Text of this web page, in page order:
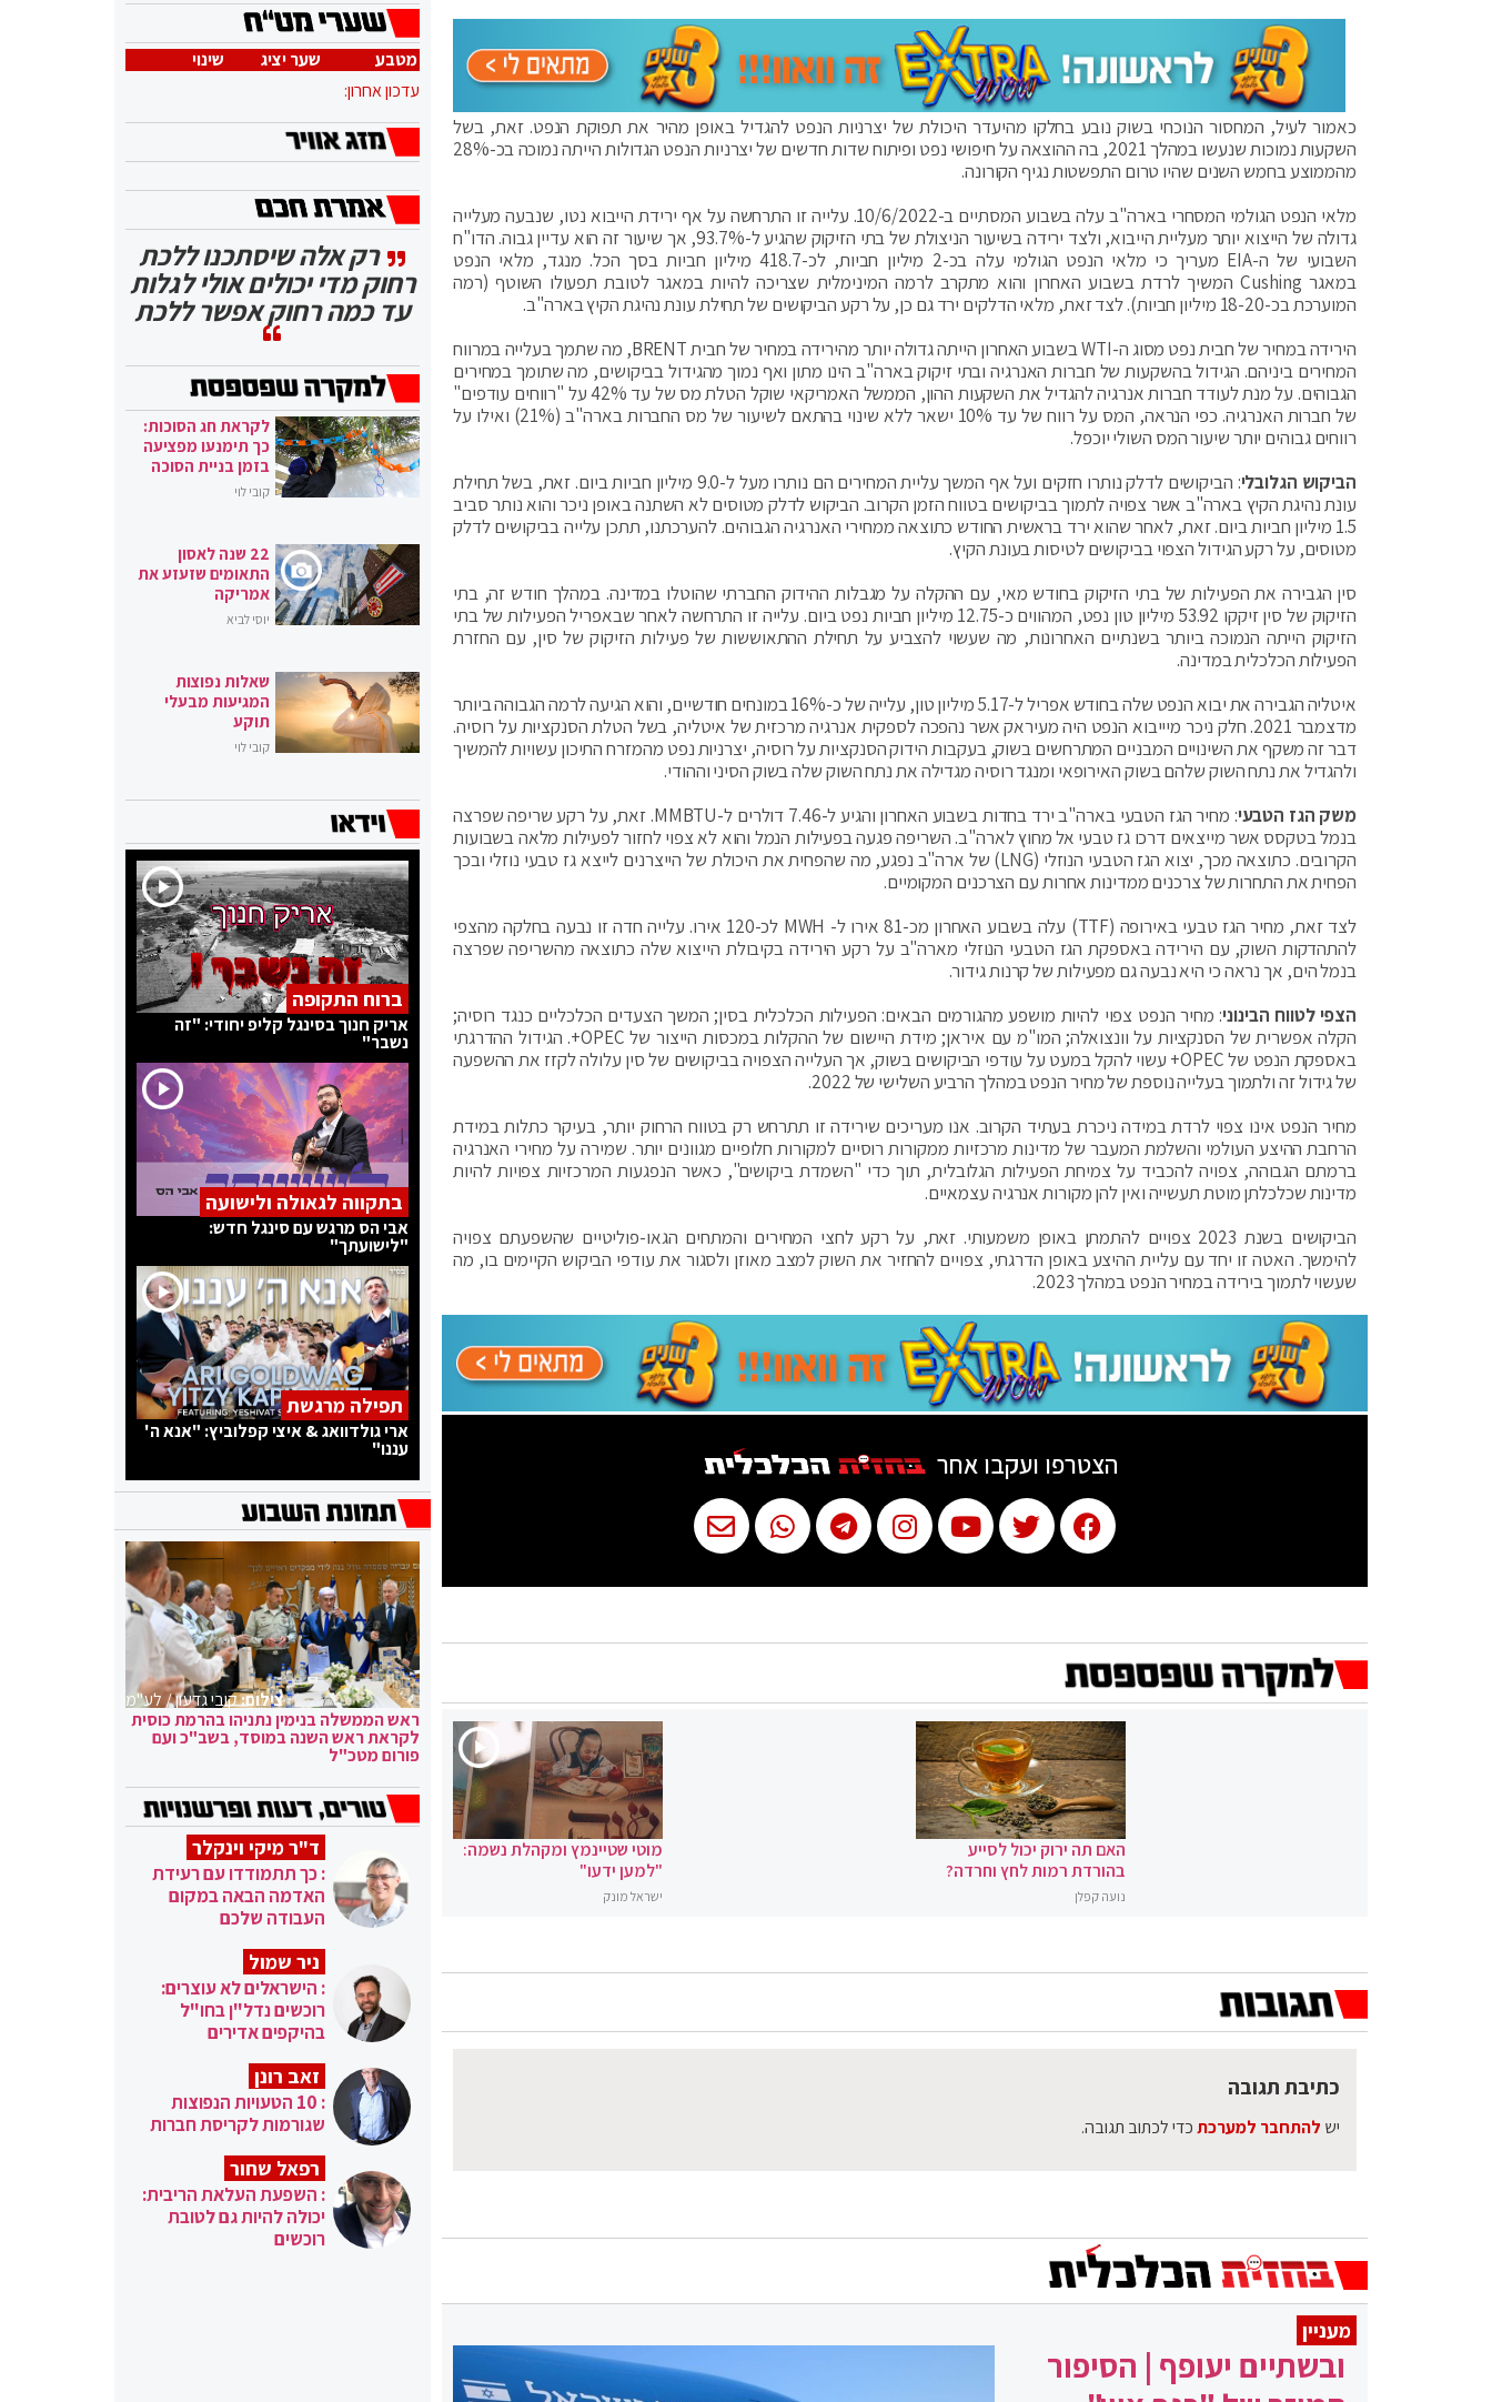
כאמור לעיל, המחסור הנוכחי בשוק נובע בחלקו מהיעדר היכולת של יצרניות הנפט להגדיל באופן מהיר את תפוקת הנפט. זאת, בשל
השקעות נמוכות שנעשו במהלך 2021, בה ההוצאה על חיפושי נפט ופיתוח שדות חדשים של יצרניות הנפט הגדולות הייתה נמוכה בכ-28%
מהממוצע בחמש השנים שהיו טרום התפשטות נגיף הקורונה.
מלאי הנפט הגולמי המסחרי בארה"ב עלה בשבוע המסתיים ב-10/6/2022. עלייה זו התרחשה על אף ירידת הייבוא נטו, שנבעה מעלייה
גדולה של הייצוא יותר מעליית הייבוא, ולצד ירידה בשיעור הניצולת של בתי הזיקוק שהגיע ל-93.7%, אך שיעור זה הוא עדיין גבוה. הדו"ח
השבועי של ה-EIA מעריך כי מלאי הנפט הגולמי עלה בכ-2 מיליון חביות, לכ-418.7 מיליון חביות בסך הכל. מנגד, מלאי הנפט
במאגר Cushing המשיך לרדת בשבוע האחרון והוא מתקרב לרמה המינימלית שצריכה להיות במאגר לטובת תפעולו השוטף (רמה
המוערכת בכ-18-20 מיליון חביות). לצד זאת, מלאי הדלקים ירד גם כן, על רקע הביקושים של תחילת עונת נהיגת הקיץ בארה"ב.
הירידה במחיר של חבית נפט מסוג ה-WTI בשבוע האחרון הייתה גדולה יותר מהירידה במחיר של חבית BRENT, מה שתמך בעלייה במרווח
המחירים ביניהם. הגידול בהשקעות של חברות האנרגיה ובתי זיקוק בארה"ב הינו מתון ואף נמוך מהגידול בביקושים, מה שתומך במחירים
הגבוהים. על מנת לעודד חברות אנרגיה להגדיל את השקעות ההון, הממשל האמריקאי שוקל הטלת מס של עד 42% על "רווחים עודפים"
של חברות האנרגיה. כפי הנראה, המס על רווח של עד 10% ישאר ללא שינוי בהתאם לשיעור של מס החברות בארה"ב (21%) ואילו על
רווחים גבוהים יותר שיעור המס השולי יוכפל.
הביקוש הגלובלי
: הביקושים לדלק נותרו חזקים ועל אף המשך עליית המחירים הם נותרו מעל ל-9.0 מיליון חביות ביום. זאת, בשל תחילת
עונת נהיגת הקיץ בארה"ב אשר צפויה לתמוך בביקושים בטווח הזמן הקרוב. הביקוש לדלק מטוסים לא השתנה באופן ניכר והוא נותר סביב
1.5 מיליון חביות ביום. זאת, לאחר שהוא ירד בראשית החודש כתוצאה ממחירי האנרגיה הגבוהים. להערכתנו, תתכן עלייה בביקושים לדלק
מטוסים, על רקע הגידול הצפוי בביקושים לטיסות בעונת הקיץ.
סין הגבירה את הפעילות של בתי הזיקוק בחודש מאי, עם ההקלה על מגבלות ההידוק החברתי שהוטלו במדינה. במהלך חודש זה, בתי
הזיקוק של סין זיקקו 53.92 מיליון טון נפט, המהווים כ-12.75 מיליון חביות נפט ביום. עלייה זו התרחשה לאחר שבאפריל הפעילות של בתי
הזיקוק הייתה הנמוכה ביותר בשנתיים האחרונות, מה שעשוי להצביע על תחילת ההתאוששות של פעילות הזיקוק של סין, עם החזרת
הפעילות הכלכלית במדינה.
איטליה הגבירה את יבוא הנפט שלה בחודש אפריל ל-5.17 מיליון טון, עלייה של כ-16% במונחים חודשיים, והוא הגיעה לרמה הגבוהה ביותר
מדצמבר 2021. חלק ניכר מיייבוא הנפט היה מעיראק אשר נהפכה לספקית אנרגיה מרכזית של איטליה, בשל הטלת הסנקציות על רוסיה.
דבר זה משקף את השינויים המבניים המתרחשים בשוק, בעקבות הידוק הסנקציות על רוסיה, יצרניות נפט מהמזרח התיכון עשויות להמשיך
ולהגדיל את נתח השוק שלהם בשוק האירופאי ומנגד רוסיה מגדילה את נתח השוק שלה בשוק הסיני וההודי.
משק הגז הטבעי
: מחיר הגז הטבעי בארה"ב ירד בחדות בשבוע האחרון והגיע ל-7.46 דולרים ל-MMBTU. זאת, על רקע שריפה שפרצה
בנמל בטקסס אשר מייצאים דרכו גז טבעי אל מחוץ לארה"ב. השריפה פגעה בפעילות הנמל והוא לא צפוי לחזור לפעילות מלאה בשבועות
הקרובים. כתוצאה מכך, יצוא הגז הטבעי הנוזלי (LNG) של ארה"ב נפגע, מה שהפחית את היכולת של הייצרנים לייצא גז טבעי נוזלי ובכך
הפחית את התחרות של צרכנים ממדינות אחרות עם הצרכנים המקומיים.
לצד זאת, מחיר הגז טבעי באירופה (TTF) עלה בשבוע האחרון מכ-81 אירו ל- MWH לכ-120 אירו. עלייה חדה זו נבעה בחלקה מהצפי
להתהדקות השוק, עם הירידה באספקת הגז הטבעי הנוזלי מארה"ב על רקע הירידה בקיבולת הייצוא שלה כתוצאה מהשריפה שפרצה
בנמל הים, אך נראה כי היא נבעה גם מפעילות של קרנות גידור.
הצפי לטווח הבינוני: מחיר הנפט צפוי להיות מושפע מהגורמים הבאים: הפעילות הכלכלית בסין; המשך הצעדים הכלכליים כנגד רוסיה;
הקלה אפשרית של הסנקציות על וונצואלה; המו"מ עם איראן; מידת היישום של ההקלות במכסות הייצור של OPEC+. הגידול ההדרגתי
באספקת הנפט של OPEC+ עשוי להקל במעט על עודפי הביקושים בשוק, אך העלייה הצפויה בביקושים של סין עלולה לקזז את ההשפעה
של גידול זה ולתמוך בעלייה נוספת של מחיר הנפט במהלך הרביע השלישי של 2022.
מחיר הנפט אינו צפוי לרדת במידה ניכרת בעתיד הקרוב. אנו מעריכים שירידה זו תתרחש רק בטווח הרחוק יותר, בעיקר כתלות במידת
הרחבת ההיצע העולמי והשלמת המעבר של מדינות מרכזיות ממקורות רוסיים למקורות חלופיים מגוונים יותר. שמירה על מחירי האנרגיה
ברמתם הגבוהה, צפויה להכביד על צמיחת הפעילות הגלובלית, תוך כדי "השמדת ביקושים", כאשר הנפגעות המרכזיות צפויות להיות
מדינות שכלכלתן מוטת תעשייה ואין להן מקורות אנרגיה עצמאיים.
הביקושים בשנת 2023 צפויים להתמתן באופן משמעותי. זאת, על רקע לחצי המחירים והמתחים הגאו-פוליטיים שהשפעתם צפויה
להימשך. האטה זו יחד עם עליית ההיצע באופן הדרגתי, צפויים להחזיר את השוק למצב מאוזן ולסגור את עודפי הביקוש הקיימים בו, מה
שעשוי לתמוך בירידה במחיר הנפט במהלך 2023.
הצטרפו ועקבו אחר
האם תה ירוק יכול לסייע
בהורדת רמות לחץ וחרדה?
נועה קפלן
מוטי שטיינמץ ומקהלת נשמה:
"למען ידעו"
ישראל מונק
כתיבת תגובה
יש להתחבר למערכתכדי לכתוב תגובה.
מעניין
ובשתיים יעופף | הסיפור
מטבע שער יציג
שינוי
עדכון אחרון:
רק אלה שיסתכנו ללכת
רחוק מדי יכולים אולי לגלות
עד כמה רחוק אפשר ללכת
לקראת חג הסוכות:
כך תימנעו מפציעה
בזמן בניית הסוכה
קובי לוי
22 שנה לאסון
התאומים שזעזע את
אמריקה
יוסי לביא
שאלות נפוצות
המגיעות מבעלי
תוקע
קובי לוי
ברוח התקופה
אריק חנוך בסינגל קליפ יחודי: "זה
נשבר"
בתקווה לגאולה ולישועה
אבי הס מרגש עם סינגל חדש:
"לישועתך"
תפילה מרגשת
ארי גולדוואג & איצי קפלוביץ: "אנא ה'
עננו"
צילום:קובי גדעון / לע"מ
ראש הממשלה בנימין נתניהו בהרמת כוסית
לקראת ראש השנה במוסד, בשב"כ ועם
פורום מטכ"ל
ד"ר מיקי וינקלר
: כך תתמודדו עם רעידת
האדמה הבאה במקום
העבודה שלכם
ניר שמול
: הישראלים לא עוצרים:
רוכשים נדל"ן בחו"ל
בהיקפים אדירים
זאב רונן
: 10 הטעויות הנפוצות
שגורמות לקריסת חברות
רפאל שחור
: השפעת העלאת הריבית:
יכולה להיות גם לטובת
רוכשים